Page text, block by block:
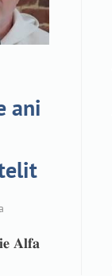
ani
𝐀𝐥𝐟𝐚